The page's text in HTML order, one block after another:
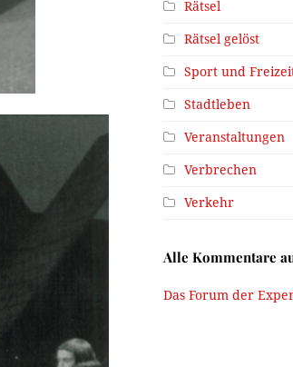
Rätsel
Rätsel gelöst
Sport und
Stadtleben
Veranstaltungen
Verbrechen
Verkehr
Alle Kommentare
Das Forum der